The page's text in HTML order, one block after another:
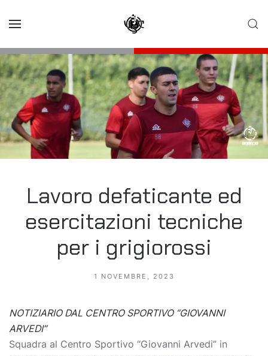
Lavoro defaticante ed
esercitazioni tecniche
per i grigiorossi
1 NOVEMBRE, 2023
NOTIZIARIO DAL CENTRO SPORTIVO “GIOVANNI
ARVEDI”
Squadra al Centro Sportivo “Giovanni Arvedi” in